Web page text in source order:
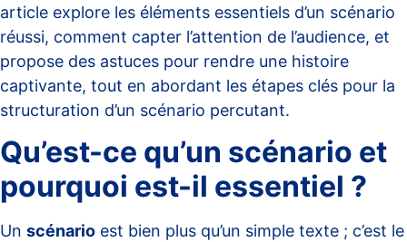
article explore les éléments essentiels d’un scénario
réussi, comment capter l’attention de l’audience, et
propose des astuces pour rendre une histoire
captivante, tout en abordant les étapes clés pour la
structuration d’un scénario percutant.
Qu’est-ce qu’un scénario et
pourquoi est-il essentiel ?
Un scénario est bien plus qu’un simple texte ; c’est le